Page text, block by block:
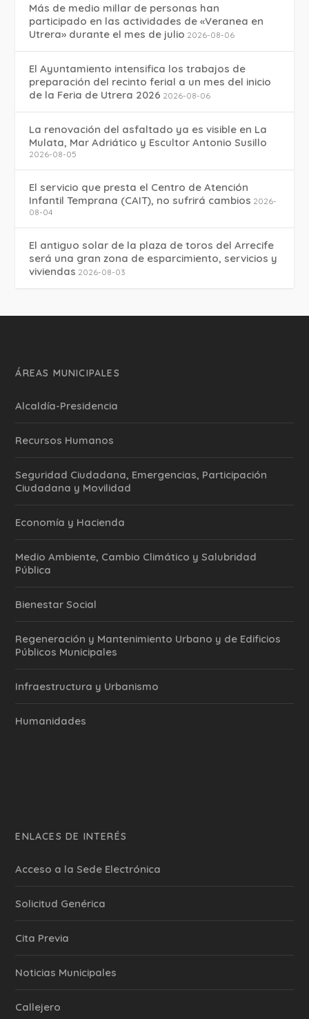
Más de medio millar de personas han
participado en las actividades de «Veranea en
Utrera» durante el mes de julio 2026-08-06
El Ayuntamiento intensifica los trabajos de
preparación del recinto ferial a un mes del inicio
de la Feria de Utrera 2026 2026-08-06
La renovación del asfaltado ya es visible en La
Mulata, Mar Adriático y Escultor Antonio Susillo
2026-08-05
El servicio que presta el Centro de Atención
Infantil Temprana (CAIT), no sufrirá cambios 2026-
08-04
El antiguo solar de la plaza de toros del Arrecife
será una gran zona de esparcimiento, servicios y
viviendas 2026-08-03
ÁREAS MUNICIPALES
Alcaldía-Presidencia
Recursos Humanos
Seguridad Ciudadana, Emergencias, Participación
Ciudadana y Movilidad
Economía y Hacienda
Medio Ambiente, Cambio Climático y Salubridad
Pública
Bienestar Social
Regeneración y Mantenimiento Urbano y de Edificios
Públicos Municipales
Infraestructura y Urbanismo
Humanidades
ENLACES DE INTERÉS
Acceso a la Sede Electrónica
Solicitud Genérica
Cita Previa
‎Noticias Municipales
Callejero